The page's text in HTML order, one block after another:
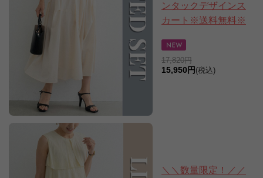
ンタックデザインス
カート※送料無料※
17,820円
15,950円 (税込)
＼＼数量限定！／／